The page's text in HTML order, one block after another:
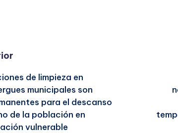
de limpieza en
municipales son
para el descanso
de la población en
vulnerable